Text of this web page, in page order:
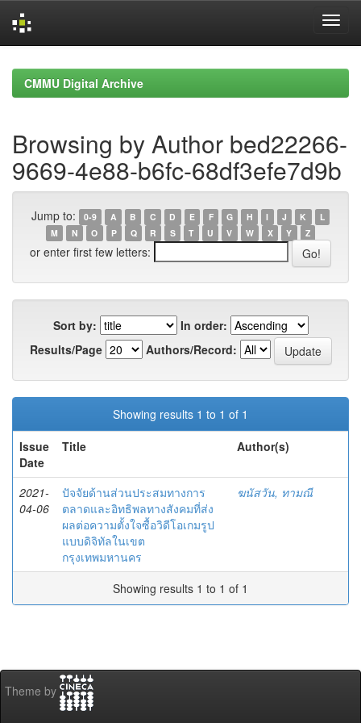
navigationCMMU Digital Archive
Browsing by Author bed22266-
9669-4e88-b6fc-68df3efe7d9b
Jump to: 0-9 A B C D E F G H I J K
L
M
N O P Q R S T U V W X Y Z
or enter first few letters:
Sort by:
In order:
Results/Page
Authors/Record:
Showing results 1 to 1 of 1
Issue
Date
Title Author(s)
2021-
04-06
ปัจจัยด้านส่วนประสมทางการ
ตลาดและอิทธิพลทางสังคมที่ส่ง
ผลต่อความตั้งใจซื้อวิดีโอเกมรูป
แบบดิจิทัลในเขต
กรุงเทพมหานคร
ฆนัสวัน, ทามณี
Showing results 1 to 1 of 1
Theme by